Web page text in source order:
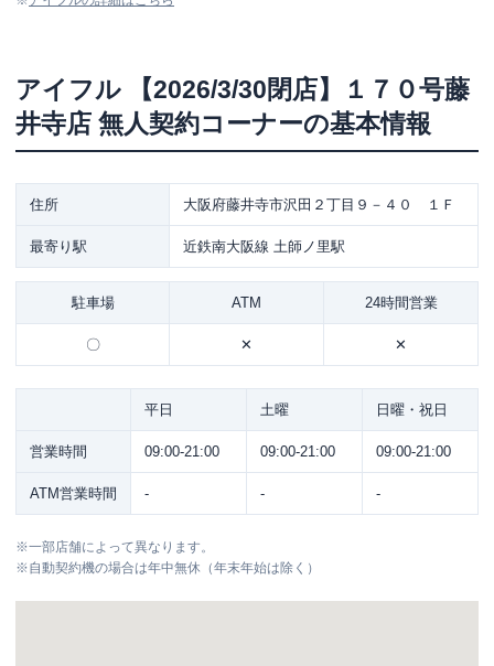
アイフル
【2026/3/30閉店】１７０号藤
井寺店 無人契約コーナーの基本情報
住所 大阪府藤井寺市沢田２丁目９－４０ １Ｆ
最寄り駅 近鉄南大阪線 土師ノ里駅
駐車場 ATM 24時間営業
〇 ✕ ✕
平日 土曜 日曜・祝日
営業時間 09:00-21:00 09:00-21:00 09:00-21:00
ATM営業時間 - - -
※一部店舗によって異なります。
※自動契約機の場合は年中無休（年末年始は除く）